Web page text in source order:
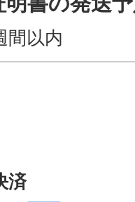
間以内
済